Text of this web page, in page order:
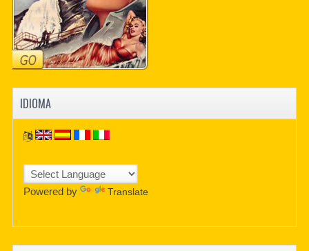
IDIOMA
Powered by Translate